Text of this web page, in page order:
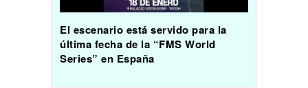
El escenario está servido para la
última fecha de la “FMS World
Series” en España